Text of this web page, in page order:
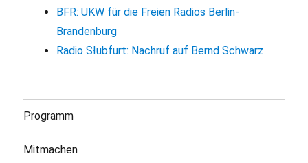
BFR: UKW für die Freien Radios Berlin-
Brandenburg
Radio Słubfurt: Nachruf auf Bernd Schwarz
Programm
Mitmachen